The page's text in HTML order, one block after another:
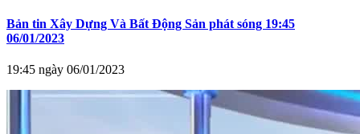
Bản tin Xây Dựng Và Bất Động Sản phát sóng 19:45
06/01/2023
19:45 ngày 06/01/2023